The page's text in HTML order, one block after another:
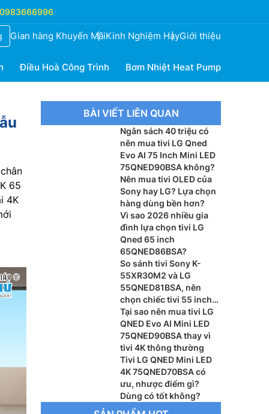
Gian hàng Khuyến MãiKinh Nghiệm HayGiới thiệu
Điều Hoà Công Trình Bơm Nhiệt Heat Pump
65
4K
BÀI VIẾT LIÊN QUAN
Ngân sách 40 triệu có
nên mua tivi LG Qned
Evo AI 75 Inch Mini LED
75QNED90BSA không?
Nên mua tivi OLED của
Sony hay LG? Lựa chọn
hàng dùng bền hơn?
Vì sao 2026 nhiều gia
đình lựa chọn tivi LG
Qned 65 inch
65QNED86BSA?
So sánh tivi Sony K-
55XR30M2 và LG
55QNED81BSA, nên
chọn chiếc tivi 55 inch
nào?
Tại sao nên mua tivi LG
QNED Evo AI Mini LED
75QNED90BSA thay vì
tivi 4K thông thường
Tivi LG QNED Mini LED
4K 75QNED70BSA có
ưu, nhược điểm gì?
Dùng có tốt không?